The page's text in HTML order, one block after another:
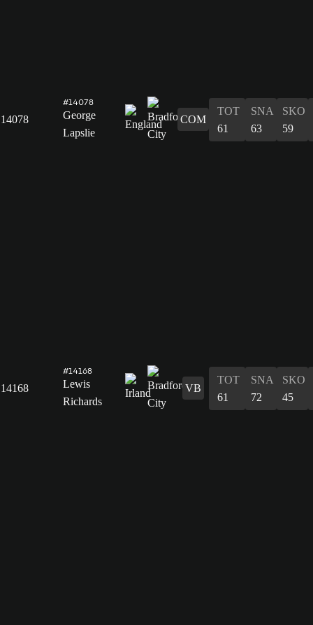
14078
#14078
George
Lapslie
COM
TOT
61
SNA
63
SKO
59
14168
#14168
Lewis
Richards
VB
TOT
61
SNA
72
SKO
45